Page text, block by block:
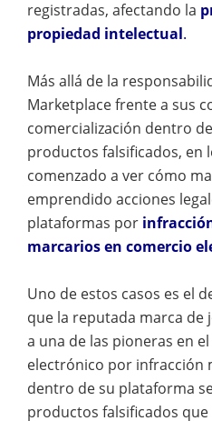
registradas, afectando la
propiedad intelectual.
Más allá de la
Marketplace frente a sus
comercialización dentro
productos falsificados, en
comenzado a ver cómo
emprendido acciones
plataformas por
marcarios en comercio
Uno de estos casos es el
que la reputada marca de
a una de las pioneras en
electrónico por infracción
dentro de su plataforma
productos falsificados